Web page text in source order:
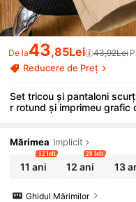
De la43,85Lei 43,92Lei
Reducere de Preț
Set tricou și pantaloni
r rotund și imprimeu grafic
Mărimea Implicit
11 ani
12 left
12 ani
20 left
13
Ghidul Mărimilor